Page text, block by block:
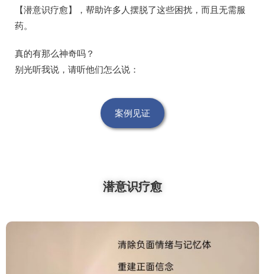
【潜意识疗愈】，帮助许多人摆脱了这些困扰，而且无需服
药。
真的有那么神奇吗？
别光听我说，请听他们怎么说：
案例见证
潜意识疗愈